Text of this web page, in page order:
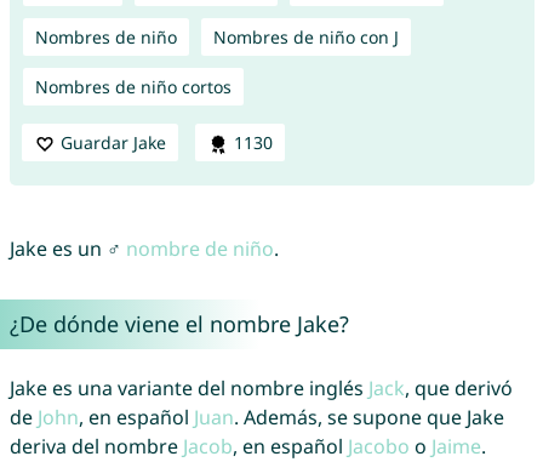
Nombres de niño Nombres de niño con J
Nombres de niño cortos
Guardar Jake 1130
Jake es un ♂ nombre de niño.
¿De dónde viene el nombre Jake?
Jake es una variante del nombre inglés Jack, que derivó
de John, en español Juan. Además, se supone que Jake
deriva del nombre Jacob, en español Jacobo o Jaime.